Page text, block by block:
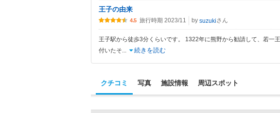
王子の由来
4.5 旅行時期 2023/11 by suzukiさん
王子駅から徒歩3分くらいです。 1322年に熊野から勧請して、若一
付いたそ
続きを読む
クチコミ 写真 施設情報 周辺スポット